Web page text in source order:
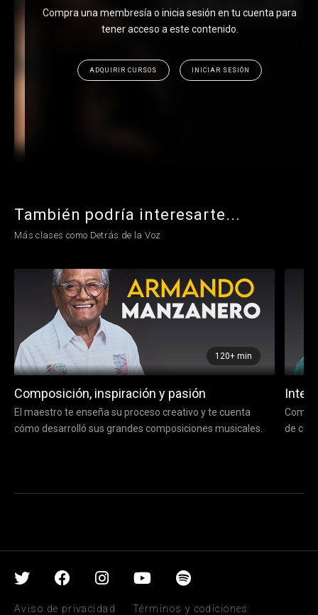
Compra una membresía o inicia sesión en tu cuenta para
tener acceso a este contenido.
ADQUIRIR CURSOS INICIAR SESIÓN
También podría interesarte...
Más clases como Detrás de la Voz
120+ min
Composición, inspiración y pasión
El maestro te enseña su proceso creativo y te cuenta
cómo desarrolló sus grandes composiciones musicales.
de
Aviso de privacidad Términos y codiciones